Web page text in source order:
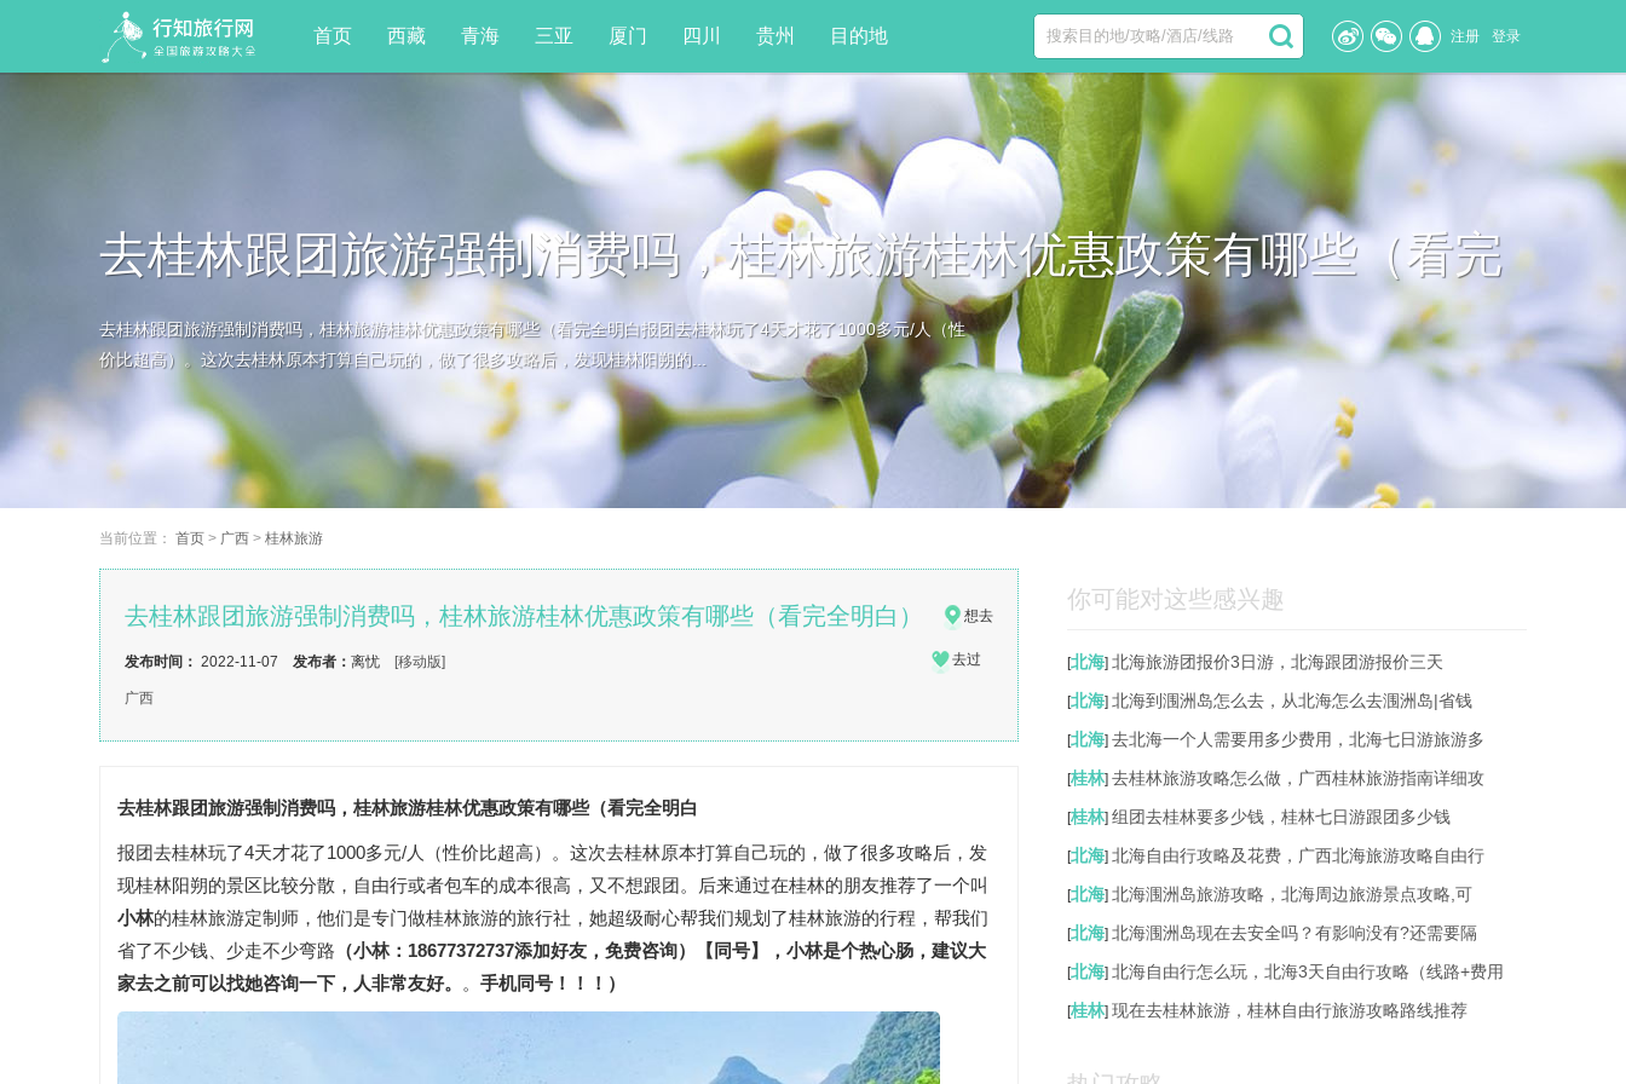
首页 西藏 青海 三亚 厦门 四川 贵州 目的地 注册 登录
去桂林跟团旅游强制消费吗，桂林旅游桂林优惠政策有哪些（看完
全明白）
去桂林跟团旅游强制消费吗，桂林旅游桂林优惠政策有哪些（看完全明白报团去桂林玩了4天才花了1000多元/人（性
价比超高）。这次去桂林原本打算自己玩的，做了很多攻略后，发现桂林阳朔的...
当前位置： 首页 > 广西 > 桂林旅游
去桂林跟团旅游强制消费吗，桂林旅游桂林优惠政策有哪些（看完全明白） 想去
去过
发布时间： 2022-11-07 发布者： 离忧 [移动版]
广西
去桂林跟团旅游强制消费吗，桂林旅游桂林优惠政策有哪些（看完全明白
报团去桂林玩了4天才花了1000多元/人（性价比超高）。这次去桂林原本打算自己玩的，做了很多攻略后，发
现桂林阳朔的景区比较分散，自由行或者包车的成本很高，又不想跟团。后来通过在桂林的朋友推荐了一个叫
小林的桂林旅游定制师，他们是专门做桂林旅游的旅行社，她超级耐心帮我们规划了桂林旅游的行程，帮我们
省了不少钱、少走不少弯路 （小林：18677372737添加好友，免费咨询） 【同号】
，小林是个热心肠，建议大
家去之前可以找她咨询一下，人非常友好。
。 手机同号！！！）
你可能对这些感兴趣
[北海] 北海旅游团报价3日游，北海跟团游报价三天
[北海] 北海到涠洲岛怎么去，从北海怎么去涠洲岛|省钱
[北海] 去北海一个人需要用多少费用，北海七日游旅游多
[桂林] 去桂林旅游攻略怎么做，广西桂林旅游指南详细攻
[桂林] 组团去桂林要多少钱，桂林七日游跟团多少钱
[北海] 北海自由行攻略及花费，广西北海旅游攻略自由行
[北海] 北海涠洲岛旅游攻略，北海周边旅游景点攻略,可
[北海] 北海涠洲岛现在去安全吗？有影响没有?还需要隔
[北海] 北海自由行怎么玩，北海3天自由行攻略（线路+费用
[桂林] 现在去桂林旅游，桂林自由行旅游攻略路线推荐